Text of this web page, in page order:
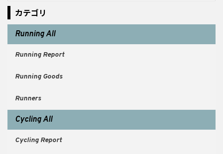
カテゴリ
Running All
Running Report
Running Goods
Runners
Cycling All
Cycling Report